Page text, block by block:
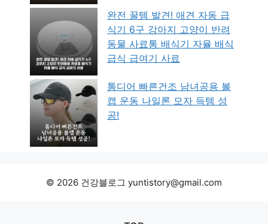
완전 꿀템 발견! 애견 자동 급
식기 6구 강아지 고양이 반려
동물 사료통 배식기 자율 배식
급식 급여기 사료
톰디어 빠른건조 남녀공용 볼
캡 운동 나일론 모자 득템 성
공!
© 2026 건강블로그 yuntistory@gmail.com